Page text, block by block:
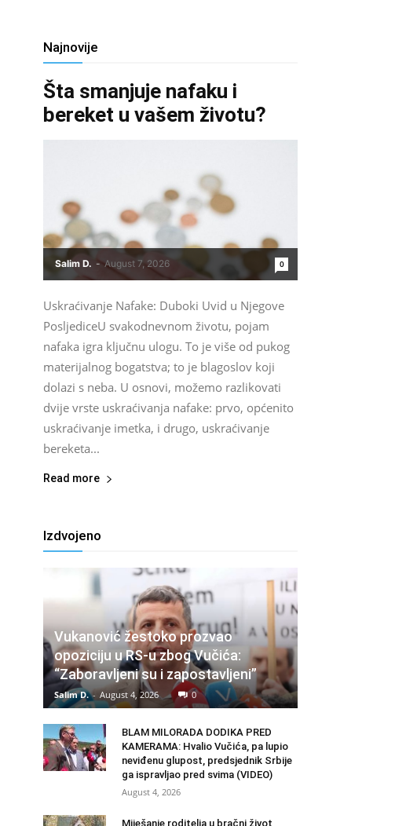
Najnovije
Šta smanjuje nafaku i
bereket u vašem životu?
Salim D. - August 7, 2026 0
Uskraćivanje Nafake: Duboki Uvid u Njegove
PosljediceU svakodnevnom životu, pojam
nafaka igra ključnu ulogu. To je više od pukog
materijalnog bogatstva; to je blagoslov koji
dolazi s neba. U osnovi, možemo razlikovati
dvije vrste uskraćivanja nafake: prvo, općenito
uskraćivanje imetka, i drugo, uskraćivanje
bereketa...
Read more
Izdvojeno
Vukanović žestoko prozvao
opoziciju u RS-u zbog Vučića:
“Zaboravljeni su i zapostavljeni”
Salim D. - August 4, 2026 0
BLAM MILORADA DODIKA PRED
KAMERAMA: Hvalio Vučića, pa lupio
neviđenu glupost, predsjednik Srbije
ga ispravljao pred svima (VIDEO)
August 4, 2026
Miješanje roditelja u bračni život